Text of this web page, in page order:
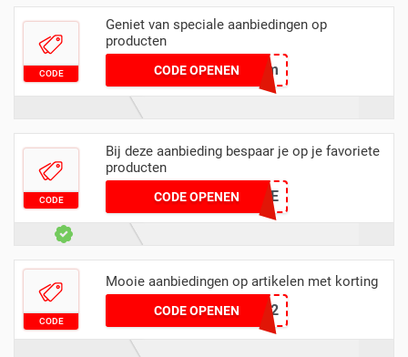
CODE
Geniet van speciale aanbiedingen op
producten
CODE OPENEN
eurall072104xbom
CODE
Bij deze aanbieding bespaar je op je favoriete
producten
CODE OPENENQ4ANNE
CODE
Mooie aanbiedingen op artikelen met korting
CODE OPENENeur070602